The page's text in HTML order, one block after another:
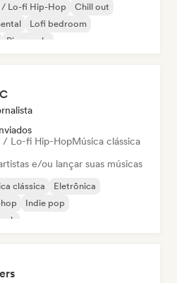
/ Lo-fi Hip-Hop
Chill out
Lofi bedroom
Piano solo
/ Lo-fi Hip-HopMúsica clássica
e/ou lançar suas músicas
clássica
Eletrônica
Indie pop